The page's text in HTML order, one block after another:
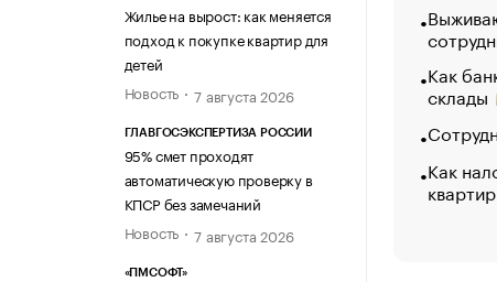
Жилье на вырост: как меняется
подход к покупке квартир для
детей
Новость
7 августа 2026
ГЛАВГОСЭКСПЕРТИЗА РОССИИ
95% смет проходят
автоматическую проверку в
КПСР без замечаний
Новость
7 августа 2026
«ПМСОФТ»
Как
склады
Как
квартир